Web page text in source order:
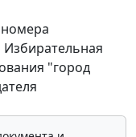
Избирательная
"город